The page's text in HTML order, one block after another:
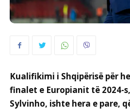
Kualifikimi i Shqipërisë për
finalet e Europianit të 2024-
Sylvinho, ishte hera e pare,